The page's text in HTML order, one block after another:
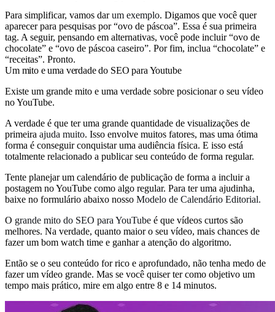
Para simplificar, vamos darum exemplo. Digamos que você quer
aparecer para pesquisas por “ovo de páscoa”. Essa é sua primeira
tag. A seguir, pensando em alternativas, você pode incluir “ovo de
chocolate” e “ovo de páscoa caseiro”. Por fim, inclua “chocolate” e
“receitas”. Pronto.
Um mito e uma verdade do SEO para Youtube
Existe um grande mito e uma verdade sobre posicionar o seu vídeo
no YouTube.
A verdade é que ter uma grande quantidade de visualizações de
primeira ajuda muito. Isso envolve muitos fatores, mas uma ótima
forma é conseguir conquistar uma audiência física. E isso está
totalmente relacionado a publicar seu conteúdo de forma regular.
Tente planejar um calendário de publicação de forma a incluir a
postagem no YouTube como algo regular. Para ter uma ajudinha,
baixe no formulário abaixo nosso Modelo de Calendário Editorial.
O grande mito do SEO para YouTube é que vídeos curtos são
melhores. Na verdade, quanto maior o seu vídeo, mais chances de
fazer um bom watch time e ganhar a atenção do algoritmo.
Então se o seu conteúdo for rico e aprofundado, não tenha medo de
fazer um vídeo grande. Mas se você quiser ter como objetivo um
tempo mais prático, mire em algo entre 8 e 14 minutos.